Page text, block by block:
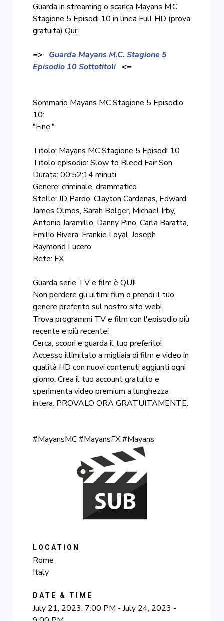
Guarda in streaming o scarica Mayans M.C.
Stagione 5 Episodi 10 in linea Full HD (prova
gratuita) Qui:
=> Guarda Mayans M.C. Stagione 5
Episodio 10 Sottotitoli<=
Sommario Mayans MC Stagione 5 Episodio
10:
"Fine."
Titolo: Mayans MC Stagione 5 Episodi 10
Titolo episodio: Slow to Bleed Fair Son
Durata: 00:52:14 minuti
Genere: criminale, drammatico
Stelle: JD Pardo, Clayton Cardenas, Edward
James Olmos, Sarah Bolger, Michael Irby,
Antonio Jaramillo, Danny Pino, Carla Baratta,
Emilio Rivera, Frankie Loyal, Joseph
Raymond Lucero
Rete: FX
Guarda serie TV e film è QUI!
Non perdere gli ultimi film o prendi il tuo
genere preferito sul nostro sito web!
Trova programmi TV e film con l'episodio più
recente e più recente!
Cerca, scopri e guarda il tuo preferito!
Accesso illimitato a migliaia di film e video in
qualità HD con nuovi contenuti aggiunti ogni
giorno. Crea il tuo account gratuito e
sperimenta video premium a lunghezza
intera. PROVALO ORA GRATUITAMENTE.
#MayansMC #MayansFX #Mayans
LOCATION
Rome
Italy
DATE & TIME
July 21, 2023, 7:00 PM - July 24, 2023 -